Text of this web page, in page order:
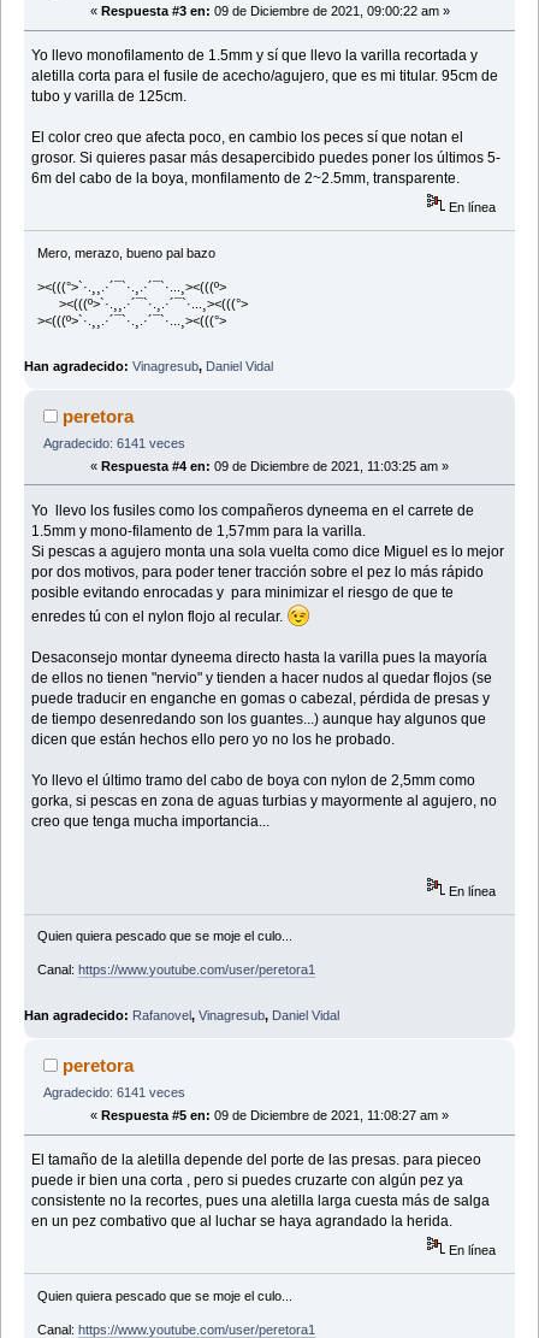
« Respuesta #3 en: 09 de Diciembre de 2021, 09:00:22 am »
Yo llevo monofilamento de 1.5mm y sí que llevo la varilla recortada y
aletilla corta para el fusile de acecho/agujero, que es mi titular. 95cm de
tubo y varilla de 125cm.
El color creo que afecta poco, en cambio los peces sí que notan el
grosor. Si quieres pasar más desapercibido puedes poner los últimos 5-
6m del cabo de la boya, monfilamento de 2~2.5mm, transparente.
En línea
Mero, merazo, bueno pal bazo
><(((°>`·.¸¸.·´¯`·.¸.·´¯`·...¸><(((º>
><(((º>`·.¸¸.·´¯`·.¸.·´¯`·...¸><(((°>
><(((º>`·.¸¸.·´¯`·.¸.·´¯`·...¸><(((°>
Han agradecido: Vinagresub, Daniel Vidal
peretora
Agradecido: 6141 veces
« Respuesta #4 en: 09 de Diciembre de 2021, 11:03:25 am »
Yo llevo los fusiles como los compañeros dyneema en el carrete de
1.5mm y mono-filamento de 1,57mm para la varilla.
Si pescas a agujero monta una sola vuelta como dice Miguel es lo mejor
por dos motivos, para poder tener tracción sobre el pez lo más rápido
posible evitando enrocadas y para minimizar el riesgo de que te
enredes tú con el nylon flojo al recular.
Desaconsejo montar dyneema directo hasta la varilla pues la mayoría
de ellos no tienen "nervio" y tienden a hacer nudos al quedar flojos (se
puede traducir en enganche en gomas o cabezal, pérdida de presas y
de tiempo desenredando son los guantes...) aunque hay algunos que
dicen que están hechos ello pero yo no los he probado.
Yo llevo el último tramo del cabo de boya con nylon de 2,5mm como
gorka, si pescas en zona de aguas turbias y mayormente al agujero, no
creo que tenga mucha importancia...
En línea
Quien quiera pescado que se moje el culo...
Canal: https://www.youtube.com/user/peretora1
Han agradecido: Rafanovel, Vinagresub, Daniel Vidal
peretora
Agradecido: 6141 veces
« Respuesta #5 en: 09 de Diciembre de 2021, 11:08:27 am »
El tamaño de la aletilla depende del porte de las presas. para pieceo
puede ir bien una corta , pero si puedes cruzarte con algún pez ya
consistente no la recortes, pues una aletilla larga cuesta más de salga
en un pez combativo que al luchar se haya agrandado la herida.
En línea
Quien quiera pescado que se moje el culo...
Canal: https://www.youtube.com/user/peretora1